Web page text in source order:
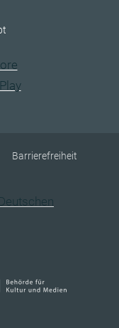
Barrierefreiheit